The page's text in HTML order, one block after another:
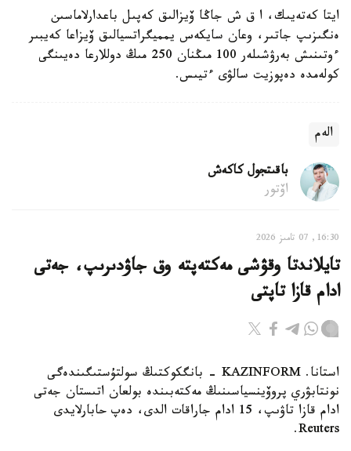
ايتا كەتەيىك، ا ق ش جاڭا ۆيزالىق كەپىل باعدارلاماسىن
ەنگىزىپ جاتىر، وعان سايكەس يمميگراتسيالىق ۆيزاعا كەيبىر
ءوتىنىش بەرۋشىلەر 100 مىڭنان 250 مىڭ دوللارعا دەيىنگى
كولەمدە دەپوزيت سالۋى ءتيىس.
الەم
باقىتجول كاكەش
اۆتور
16:30, 07 تامىز 2026
تايلاندتا وقۋشى مەكتەپتە وق جاۋدىرىپ، جەتى
ادام قازا تاپتى
استانا. KAZINFORM - بانگكوكتىڭ سولتۇستىگىندەگى
نونتابۋري پروۆينسياسىنىڭ مەكتەبىندە بولعان اتىستان جەتى
ادام قازا تاۋىپ، 15 ادام جاراقات الدى، دەپ حابارلايدى
Reuters.